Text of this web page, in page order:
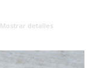
Mostrar detalles